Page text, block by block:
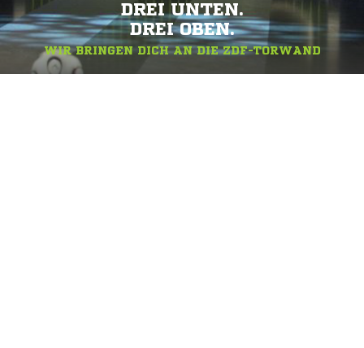
DREI UNTEN.
DREI OBEN.
WIR BRINGEN DICH AN DIE ZDF-TORWAND